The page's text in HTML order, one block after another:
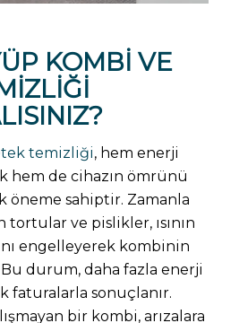
KOMBI VE
temizliği, hem enerji
hem de cihazın ömrünü
sahiptir. Zamanla
ve pislikler, ısının
engelleyerek kombinin
durum, daha fazla enerji
faturalarla sonuçlanır.
bir kombi, arızalara